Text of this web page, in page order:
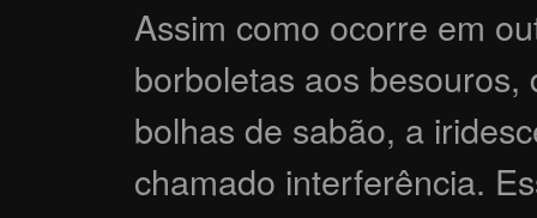
Assim como ocorre em
borboletas aos
bolhas de sabão, a
chamado interferência.